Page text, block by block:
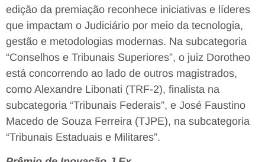
edição da premiação reconhece iniciativas e líderes
que impactam o Judiciário por meio da tecnologia,
gestão e metodologias modernas. Na subcategoria
“Conselhos e Tribunais Superiores”, o juiz Dorotheo
está concorrendo ao lado de outros magistrados,
como Alexandre Libonati (TRF-2), finalista na
subcategoria “Tribunais Federais”, e José Faustino
Macedo de Souza Ferreira (TJPE), na subcategoria
“Tribunais Estaduais e Militares”.